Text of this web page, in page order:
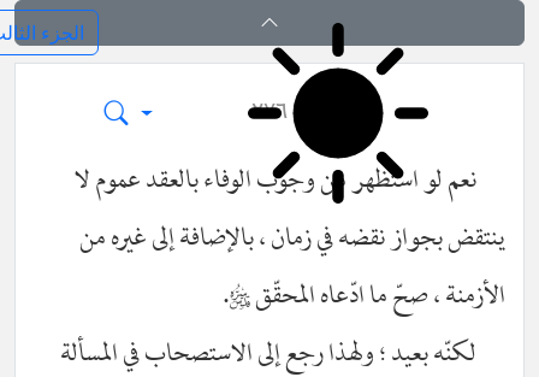
فرائد الاصول (رسائل)
٢٧٦
نعم لو استظهر من وجوب الوفاء بالعقد عموم لا
ينتقض بجواز نقضه في زمان ، بالإضافة إلى غيره من
الأزمنة ، صحّ ما ادّعاه المحقّققدس‌سره.
لكنّه بعيد ؛ ولهذا رجع إلى الاستصحاب في المسألة